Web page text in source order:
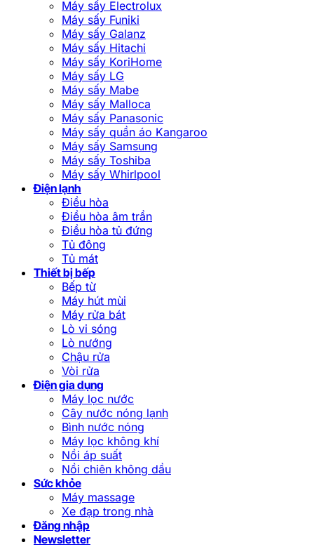
Máy sấy Electrolux
Máy sấy Funiki
Máy sấy Galanz
Máy sấy Hitachi
Máy sấy KoriHome
Máy sấy LG
Máy sấy Mabe
Máy sấy Malloca
Máy sấy Panasonic
Máy sấy quần áo Kangaroo
Máy sấy Samsung
Máy sấy Toshiba
Máy sấy Whirlpool
Điện lạnh
Điều hòa
Điều hòa âm trần
Điều hòa tủ đứng
Tủ đông
Tủ mát
Thiết bị bếp
Bếp từ
Máy hút mùi
Máy rửa bát
Lò vi sóng
Lò nướng
Chậu rửa
Vòi rửa
Điện gia dụng
Máy lọc nước
Cây nước nóng lạnh
Bình nước nóng
Máy lọc không khí
Nồi áp suất
Nồi chiên không dầu
Sức khỏe
Máy massage
Xe đạp trong nhà
Đăng nhập
Newsletter